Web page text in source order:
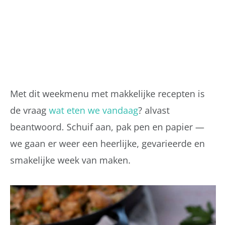
Met dit weekmenu met makkelijke recepten is
de vraag wat eten we vandaag? alvast
beantwoord. Schuif aan, pak pen en papier —
we gaan er weer een heerlijke, gevarieerde en
smakelijke week van maken.